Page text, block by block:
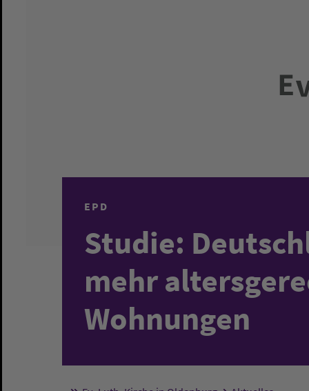
EPD
Studie:
mehr
Wohnungen